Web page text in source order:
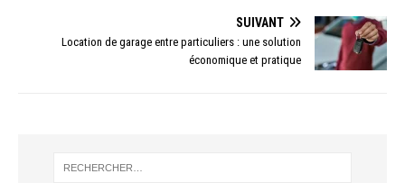
SUIVANT
Location de garage entre particuliers : une solution
économique et pratique